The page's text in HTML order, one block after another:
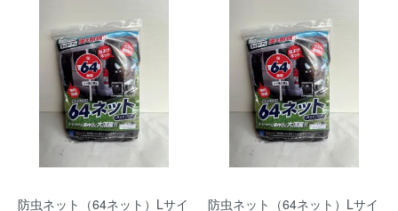
防虫ネット（64ネット）Lサイ
防虫ネット（64ネット）Lサイ